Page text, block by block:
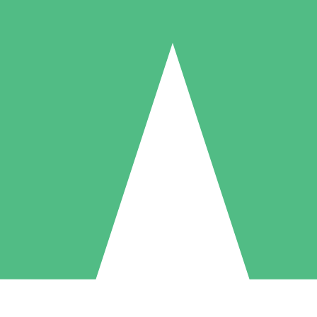
Packs de Crédits Individuels
à l'utilisation avec des crédits de téléchargement. Sans engagement
5 Téléchargements
US$